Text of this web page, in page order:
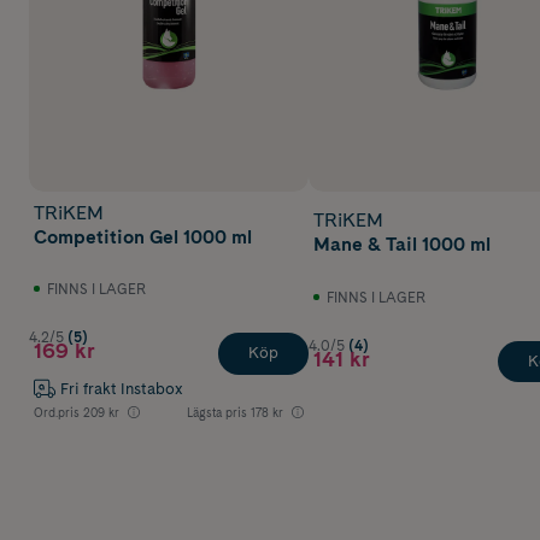
TRiKEM
Competition Gel 1000 ml
FINNS I LAGER
4.2/5 (5)
169 kr
Fri frakt Instabox
Ord.pris 209 kr Lägsta pris 178 kr
Köp
TRiKEM
Mane & Tail 1000 ml
FINNS I LAGER
4.0/5 (4)
141 kr